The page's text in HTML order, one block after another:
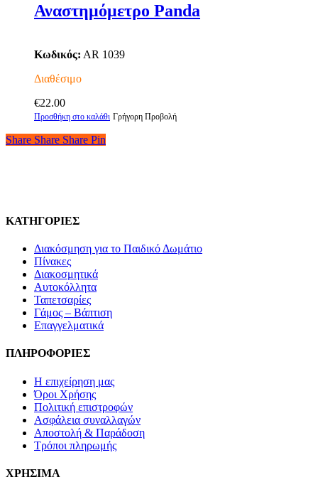
Αναστημόμετρο Panda
Κωδικός: AR 1039
Διαθέσιμο
€22.00
Προσθήκη στο καλάθι Γρήγορη Προβολή
Share
Share Share Share Pin
ΚΑΤΗΓΟΡΙΕΣ
Διακόσμηση για το Παιδικό Δωμάτιο
Πίνακες
Διακοσμητικά
Αυτοκόλλητα
Ταπετσαρίες
Γάμος – Βάπτιση
Επαγγελματικά
ΠΛΗΡΟΦΟΡΙΕΣ
Η επιχείρηση μας
Όροι Χρήσης
Πολιτική επιστροφών
Ασφάλεια συναλλαγών
Αποστολή & Παράδοση
Τρόποι πληρωμής
ΧΡΗΣΙΜΑ